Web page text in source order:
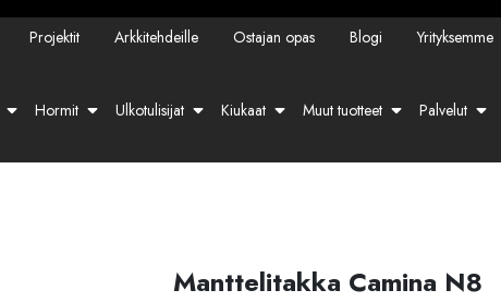
Projektit Arkkitehdeille Ostajan opas Blogi Yrityksemme
Hormit Ulkotulisijat Kiukaat Muut tuotteet Palvelut
Manttelitakka Camina N8